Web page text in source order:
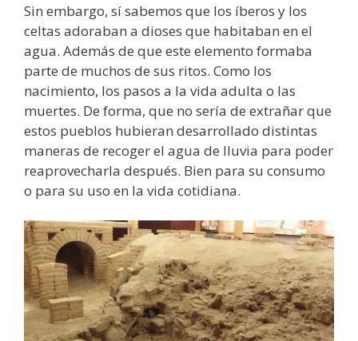
Sin embargo, sí sabemos que los íberos y los
celtas adoraban a dioses que habitaban en el
agua. Además de que este elemento formaba
parte de muchos de sus ritos. Como los
nacimiento, los pasos a la vida adulta o las
muertes. De forma, que no sería de extrañar que
estos pueblos hubieran desarrollado distintas
maneras de recoger el agua de lluvia para poder
reaprovecharla después. Bien para su consumo
o para su uso en la vida cotidiana.